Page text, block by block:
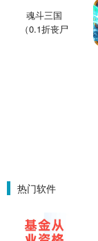
魂斗三国
（0.1折丧尸
热门软件